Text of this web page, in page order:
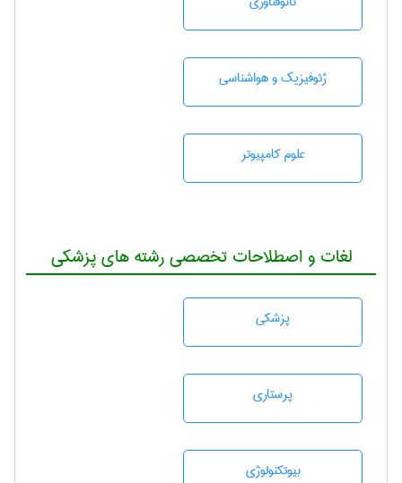
ژئوفيزيك و هواشناسی
علوم کامپیوتر
لغات و اصطلاحات تخصصی رشته های پزشکی
پزشكی
پرستاری
بيوتكنولوژی